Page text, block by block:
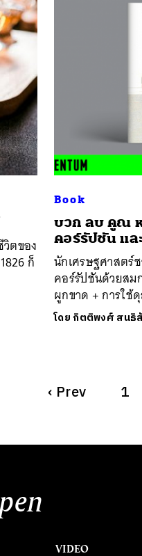
วิตของ
ก็
Book
บวก ลบ คูณ ห
คอร์รัปชัน แล
นักเศรษฐศาสตร์
คอร์รัปชันด้วยสม
ผูกขาด + การใ
โดย กิตติพงศ์ สนธิ
‹ Prev 1
VIDEO
ค้นหา